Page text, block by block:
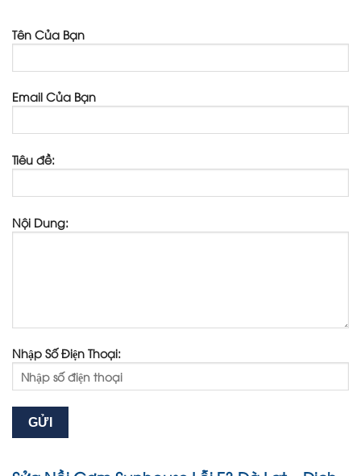
Tên Của Bạn
Email Của Bạn
Tiêu đề:
Nội Dung:
Nhập Số Điện Thoại: